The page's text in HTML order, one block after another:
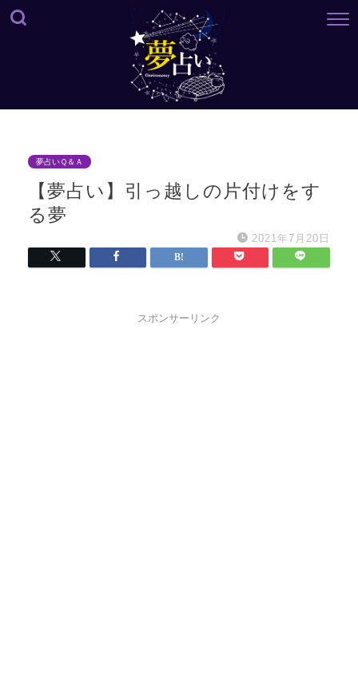
夢占いＱ＆Ａ
【夢占い】引っ越しの片付けをす
る夢
2021年7月20日
スポンサーリンク